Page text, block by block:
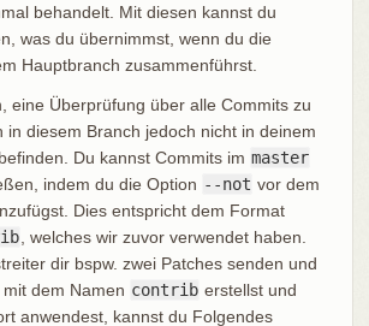
behandelt. Mit diesen kannst du
was du übernimmst, wenn du die
Hauptbranch zusammenführst.
eine Überprüfung über alle Commits zu
in diesem Branch jedoch nicht in deinem
Du kannst Commits im master
indem du die Option --not vor dem
Dies entspricht dem Format
, welches wir zuvor verwendet haben.
dir bspw. zwei Patches senden und
dem Namen contrib erstellst und
anwendest, kannst du Folgendes